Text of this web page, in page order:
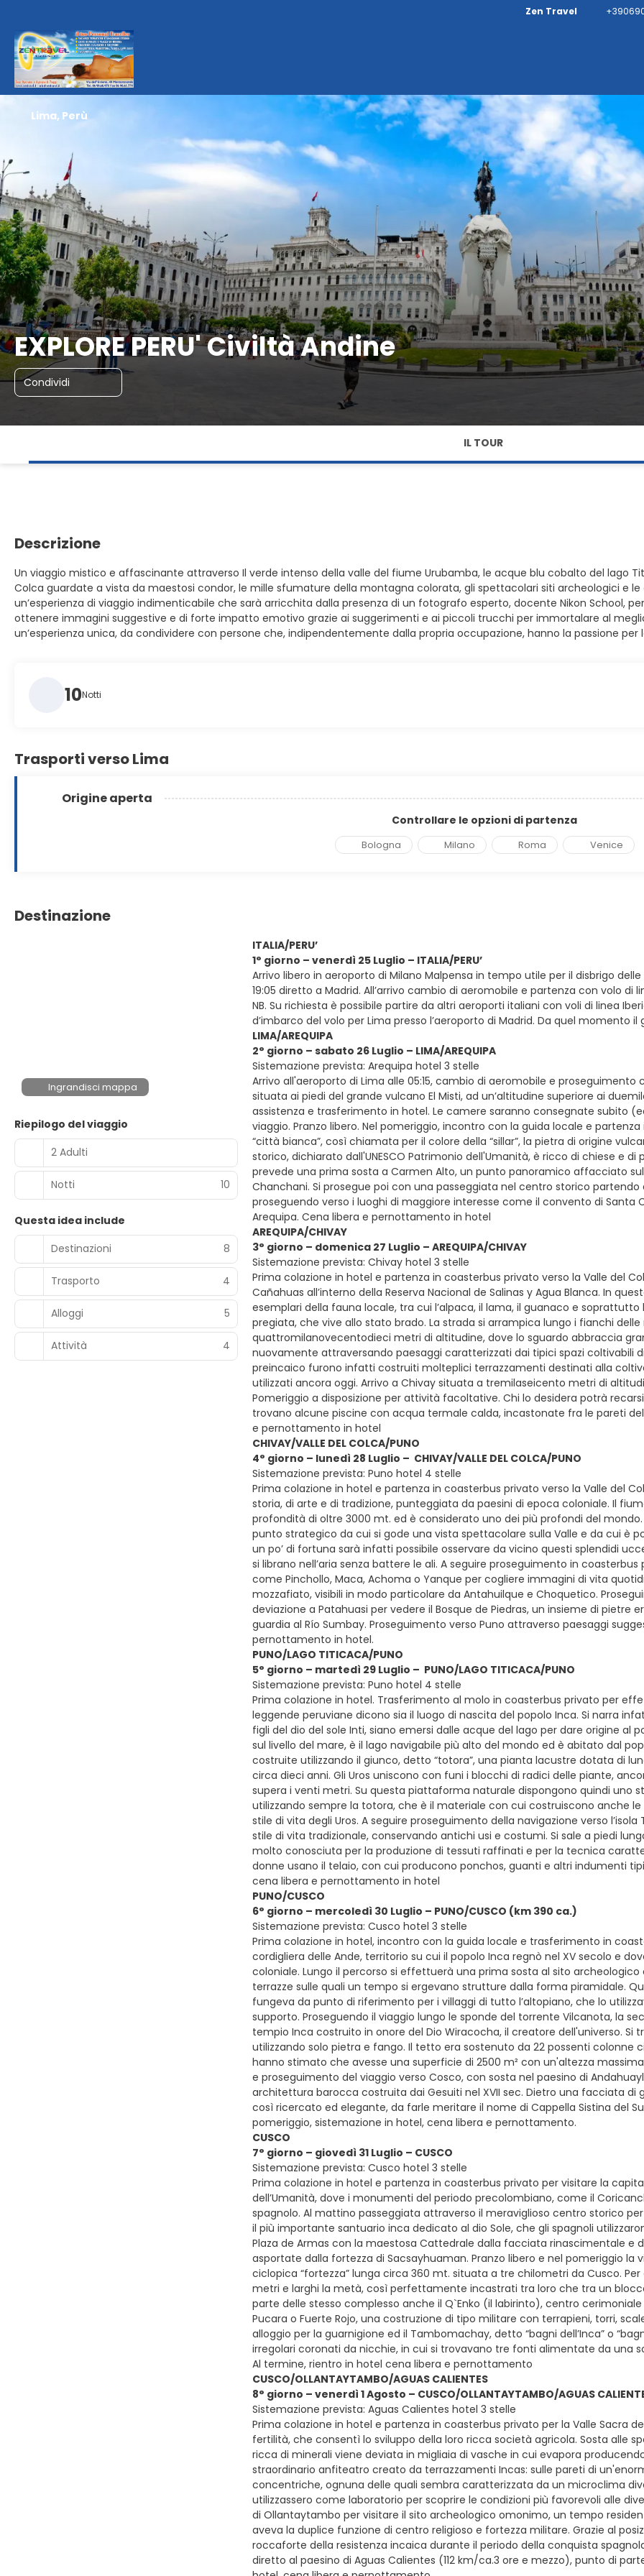
Zen Travel
EXPLORE PERU' Civiltà Andine
Condividi
Lima, Perù
IL TOUR
Descrizione
Un viaggio mistico e affascinante attraverso Il verde intenso della valle del fiume Urubamba, le acque blu cobalto del lago
Colca guardate a vista da maestosi condor, le mille sfumature della montagna colorata, gli spettacolari siti archeologici e
un’esperienza di viaggio indimenticabile che sarà arricchita dalla presenza di un fotografo esperto, docente Nikon School,
ottenere immagini suggestive e di forte impatto emotivo grazie ai suggerimenti e ai piccoli trucchi per immortalare al
un’esperienza unica, da condividere con persone che, indipendentemente dalla propria occupazione, hanno la passione per
10Notti
Trasporti verso Lima
Origine aperta
Controllare le opzioni di partenza
Bologna Milano Roma Venice
Destinazione
Ingrandisci mappa
Riepilogo del viaggio
2 Adulti
Notti 10
Questa idea include
Destinazioni
8
Trasporto 4
Alloggi 5
Attività 4
ITALIA/PERU’
1° giorno – venerdì 25 Luglio – ITALIA/PERU’
Arrivo libero in aeroporto di Milano Malpensa in tempo utile per il disbrigo
19:05 diretto a Madrid. All’arrivo cambio di aeromobile e partenza con volo di
NB. Su richiesta è possibile partire da altri aeroporti italiani con voli di linea
d’imbarco del volo per Lima presso l’aeroporto di Madrid. Da quel momento
LIMA/AREQUIPA
2° giorno – sabato 26 Luglio – LIMA/AREQUIPA
Sistemazione prevista: Arequipa hotel 3 stelle
Arrivo all'aeroporto di Lima alle 05:15, cambio di aeromobile e
situata ai piedi del grande vulcano El Misti, ad un’altitudine superiore ai
assistenza e trasferimento in hotel. Le camere saranno consegnate subito
viaggio. Pranzo libero. Nel pomeriggio, incontro con la guida locale e
“città bianca”, così chiamata per il colore della “sillar”, la pietra di origine
storico, dichiarato dall'UNESCO Patrimonio dell'Umanità, è ricco di chiese e
prevede una prima sosta a Carmen Alto, un punto panoramico affacciato
Chanchani. Si prosegue poi con una passeggiata nel centro storico
proseguendo verso i luoghi di maggiore interesse come il convento di
Arequipa. Cena libera e pernottamento in hotel
AREQUIPA/CHIVAY
3° giorno – domenica 27 Luglio – AREQUIPA/CHIVAY
Sistemazione prevista: Chivay hotel 3 stelle
Prima colazione in hotel e partenza in coasterbus privato verso la Valle del
Cañahuas all’interno della Reserva Nacional de Salinas y Agua Blanca. In
esemplari della fauna locale, tra cui l’alpaca, il lama, il guanaco e
pregiata, che vive allo stato brado. La strada si arrampica lungo i fianchi
quattromilanovecentodieci metri di altitudine, dove lo sguardo abbraccia
nuovamente attraversando paesaggi caratterizzati dai tipici spazi coltivabili
preincaico furono infatti costruiti molteplici terrazzamenti destinati alla
utilizzati ancora oggi. Arrivo a Chivay situata a tremilaseicento metri di
Pomeriggio a disposizione per attività facoltative. Chi lo desidera potrà
trovano alcune piscine con acqua termale calda, incastonate fra le pareti
e pernottamento in hotel
CHIVAY/VALLE DEL COLCA/PUNO
4° giorno – lunedì 28 Luglio – CHIVAY/VALLE DEL COLCA/PUNO
Sistemazione prevista: Puno hotel 4 stelle
Prima colazione in hotel e partenza in coasterbus privato verso la Valle del
storia, di arte e di tradizione, punteggiata da paesini di epoca coloniale. Il
profondità di oltre 3000 mt. ed è considerato uno dei più profondi del
punto strategico da cui si gode una vista spettacolare sulla Valle e da cui è
un po’ di fortuna sarà infatti possibile osservare da vicino questi splendidi
si librano nell’aria senza battere le ali. A seguire proseguimento in
come Pinchollo, Maca, Achoma o Yanque per cogliere immagini di vita
mozzafiato, visibili in modo particolare da Antahuilque e Choquetico.
deviazione a Patahuasi per vedere il Bosque de Piedras, un insieme di
guardia al Río Sumbay. Proseguimento verso Puno attraverso paesaggi
pernottamento in hotel.
PUNO/LAGO TITICACA/PUNO
5° giorno – martedì 29 Luglio – PUNO/LAGO TITICACA/PUNO
Sistemazione prevista: Puno hotel 4 stelle
Prima colazione in hotel. Trasferimento al molo in coasterbus privato per
leggende peruviane dicono sia il luogo di nascita del popolo Inca. Si narra
figli del dio del sole Inti, siano emersi dalle acque del lago per dare origine
sul livello del mare, è il lago navigabile più alto del mondo ed è abitato dal
costruite utilizzando il giunco, detto “totora”, una pianta lacustre dotata di
circa dieci anni. Gli Uros uniscono con funi i blocchi di radici delle piante,
supera i venti metri. Su questa piattaforma naturale dispongono quindi uno
utilizzando sempre la totora, che è il materiale con cui costruiscono anche le
stile di vita degli Uros. A seguire proseguimento della navigazione verso
stile di vita tradizionale, conservando antichi usi e costumi. Si sale a piedi
molto conosciuta per la produzione di tessuti raffinati e per la tecnica
donne usano il telaio, con cui producono ponchos, guanti e altri indumenti
cena libera e pernottamento in hotel
PUNO/CUSCO
6° giorno – mercoledì 30 Luglio – PUNO/CUSCO (km 390 ca.)
Sistemazione prevista: Cusco hotel 3 stelle
Prima colazione in hotel, incontro con la guida locale e trasferimento in
cordigliera delle Ande, territorio su cui il popolo Inca regnò nel XV secolo e
coloniale. Lungo il percorso si effettuerà una prima sosta al sito
terrazze sulle quali un tempo si ergevano strutture dalla forma piramidale.
fungeva da punto di riferimento per i villaggi di tutto l’altopiano, che lo
supporto. Proseguendo il viaggio lungo le sponde del torrente Vilcanota, la
tempio Inca costruito in onore del Dio Wiracocha, il creatore dell'universo.
utilizzando solo pietra e fango. Il tetto era sostenuto da 22 possenti colonne
hanno stimato che avesse una superficie di 2500 m² con un'altezza
e proseguimento del viaggio verso Cosco, con sosta nel paesino di
architettura barocca costruita dai Gesuiti nel XVII sec. Dietro una facciata
così ricercato ed elegante, da farle meritare il nome di Cappella Sistina del
pomeriggio, sistemazione in hotel, cena libera e pernottamento.
CUSCO
7° giorno – giovedì 31 Luglio – CUSCO
Sistemazione prevista: Cusco hotel 3 stelle
Prima colazione in hotel e partenza in coasterbus privato per visitare la
dell’Umanità, dove i monumenti del periodo precolombiano, come il
spagnolo. Al mattino passeggiata attraverso il meraviglioso centro storico
il più importante santuario inca dedicato al dio Sole, che gli spagnoli
Plaza de Armas con la maestosa Cattedrale dalla facciata rinascimentale
asportate dalla fortezza di Sacsayhuaman. Pranzo libero e nel pomeriggio
ciclopica “fortezza” lunga circa 360 mt. situata a tre chilometri da Cusco.
metri e larghi la metà, così perfettamente incastrati tra loro che tra un
parte delle stesso complesso anche il Q`Enko (il labirinto), centro
Pucara o Fuerte Rojo, una costruzione di tipo militare con terrapieni, torri,
alloggio per la guarnigione ed il Tambomachay, detto “bagni dell’Inca” o
irregolari coronati da nicchie, in cui si trovavano tre fonti alimentate da una
Al termine, rientro in hotel cena libera e pernottamento
CUSCO/OLLANTAYTAMBO/AGUAS CALIENTES
8° giorno – venerdì 1 Agosto – CUSCO/OLLANTAYTAMBO/AGUAS
Sistemazione prevista: Aguas Calientes hotel 3 stelle
Prima colazione in hotel e partenza in coasterbus privato per la Valle Sacra
fertilità, che consentì lo sviluppo della loro ricca società agricola. Sosta alle
ricca di minerali viene deviata in migliaia di vasche in cui evapora
straordinario anfiteatro creato da terrazzamenti Incas: sulle pareti di
concentriche, ognuna delle quali sembra caratterizzata da un microclima
utilizzassero come laboratorio per scoprire le condizioni più favorevoli alle
di Ollantaytambo per visitare il sito archeologico omonimo, un tempo
aveva la duplice funzione di centro religioso e fortezza militare. Grazie al
roccaforte della resistenza incaica durante il periodo della conquista
diretto al paesino di Aguas Calientes (112 km/ca.3 ore e mezzo), punto di